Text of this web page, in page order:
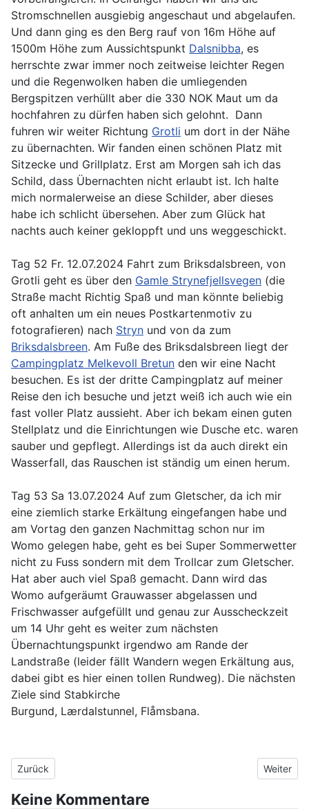
Stromschnellen ausgiebig angeschaut und abgelaufen.
Und dann ging es den Berg rauf von 16m Höhe auf
1500m Höhe zum Aussichtspunkt Dalsnibba, es
herrschte zwar immer noch zeitweise leichter Regen
und die Regenwolken haben die umliegenden
Bergspitzen verhüllt aber die 330 NOK Maut um da
hochfahren zu dürfen haben sich gelohnt. Dann
fuhren wir weiter Richtung Grotli um dort in der Nähe
zu übernachten. Wir fanden einen schönen Platz mit
Sitzecke und Grillplatz. Erst am Morgen sah ich das
Schild, dass Übernachten nicht erlaubt ist. Ich halte
mich normalerweise an diese Schilder, aber dieses
habe ich schlicht übersehen. Aber zum Glück hat
nachts auch keiner gekloppft und uns weggeschickt.
Tag 52 Fr. 12.07.2024 Fahrt zum Briksdalsbreen, von
Grotli geht es über den Gamle Strynefjellsvegen (die
Straße macht Richtig Spaß und man könnte beliebig
oft anhalten um ein neues Postkartenmotiv zu
fotografieren) nach Stryn und von da zum
Briksdalsbreen. Am Fuße des Briksdalsbreen liegt der
Campingplatz Melkevoll Bretun den wir eine Nacht
besuchen. Es ist der dritte Campingplatz auf meiner
Reise den ich besuche und jetzt weiß ich auch wie ein
fast voller Platz aussieht. Aber ich bekam einen guten
Stellplatz und die Einrichtungen wie Dusche etc. waren
sauber und gepflegt. Allerdings ist da auch direkt ein
Wasserfall, das Rauschen ist ständig um einen herum.
Tag 53 Sa 13.07.2024 Auf zum Gletscher, da ich mir
eine ziemlich starke Erkältung eingefangen habe und
am Vortag den ganzen Nachmittag schon nur im
Womo gelegen habe, geht es bei Super Sommerwetter
nicht zu Fuss sondern mit dem Trollcar zum Gletscher.
Hat aber auch viel Spaß gemacht. Dann wird das
Womo aufgeräumt Grauwasser abgelassen und
Frischwasser aufgefüllt und genau zur Ausscheckzeit
um 14 Uhr geht es weiter zum nächsten
Übernachtungspunkt irgendwo am Rande der
Landstraße (leider fällt Wandern wegen Erkältung aus,
dabei gibt es hier einen tollen Rundweg). Die nächsten
Ziele sind Stabkirche
Burgund, Lærdalstunnel, Flåmsbana.
Vorheriger Beitrag: Tag 54 bis Tag 60 Corona lässt grüßen...
Zurück Nächster
Weiter
Keine Kommentare